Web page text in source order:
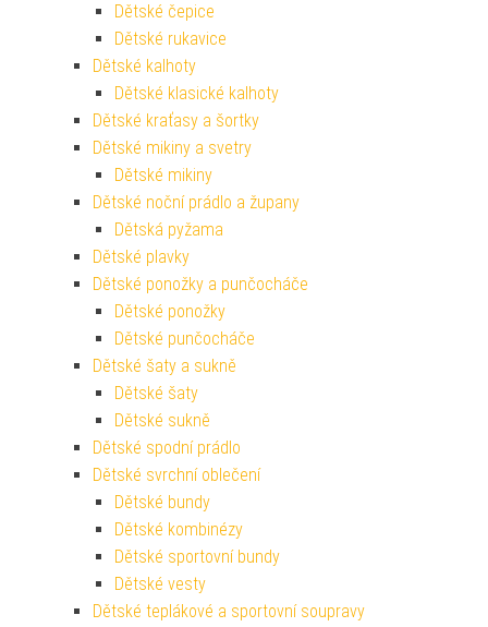
Dětské čepice
Dětské rukavice
Dětské kalhoty
Dětské klasické kalhoty
Dětské kraťasy a šortky
Dětské mikiny a svetry
Dětské mikiny
Dětské noční prádlo a župany
Dětská pyžama
Dětské plavky
Dětské ponožky a punčocháče
Dětské ponožky
Dětské punčocháče
Dětské šaty a sukně
Dětské šaty
Dětské sukně
Dětské spodní prádlo
Dětské svrchní oblečení
Dětské bundy
Dětské kombinézy
Dětské sportovní bundy
Dětské vesty
Dětské teplákové a sportovní soupravy